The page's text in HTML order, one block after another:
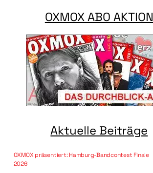
OXMOX ABO AKTION
Aktuelle Beiträge
OXMOX präsentiert: Hamburg-Bandcontest Finale
2026